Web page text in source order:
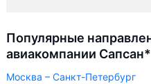
Популярные
авиакомпании Сапсан*
Москва – Санкт-Петербург